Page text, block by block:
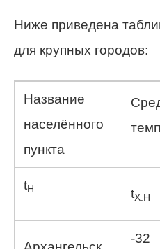
Ниже приведена
для крупных городов:
Название
населённого
пункта
tН tХ.Н
-32